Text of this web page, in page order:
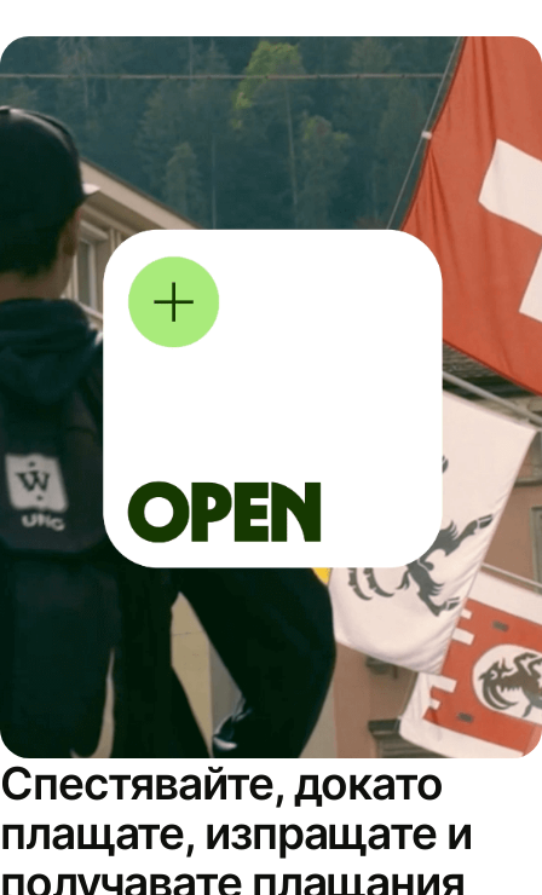
Спестявайте, докато
плащате, изпращате и
получавате плащания